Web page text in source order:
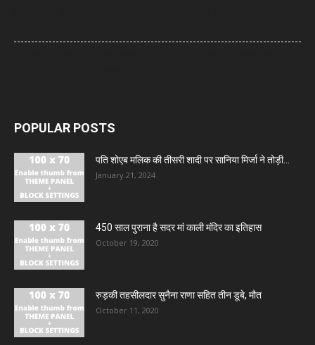
POPULAR POSTS
पति शोएब मलिक की तीसरी शादी पर सानिया मिर्जा ने तोड़ी...
January 21, 2024
450 साल पुराना है सदर मां काली मंदिर का इतिहास
October 19, 2020
रुड़की तहसीलदार सुनैना राणा सहित तीन डूबे, मौत
October 11, 2020